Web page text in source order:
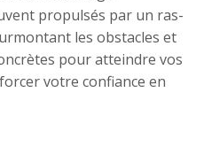
propulsés par un ras-
les obstacles et
pour atteindre vos
votre confiance en